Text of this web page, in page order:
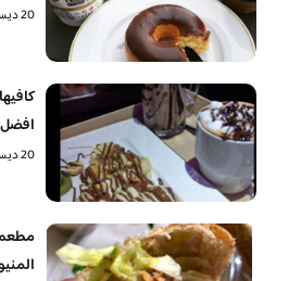
20 ديسمبر، 2021
20 ديسمبر، 2021
مطعم